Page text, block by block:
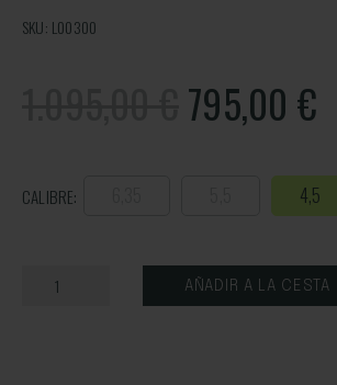
SKU: L00300
795,00 €
CALIBRE: 4,5
AÑADIR A LA CESTA